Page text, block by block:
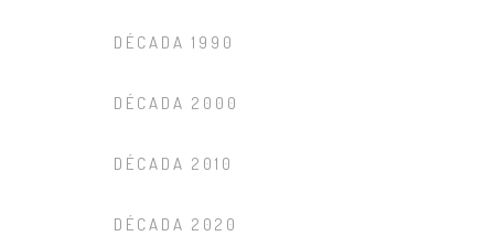
DÉCADA 1990
DÉCADA 2000
DÉCADA 2010
DÉCADA 2020